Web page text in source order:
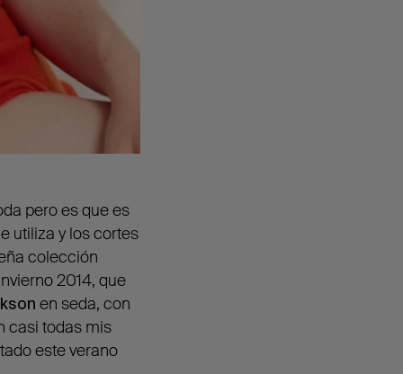
pero es que es
utiliza y los cortes
colección
2014, que
en seda, con
casi todas mis
este verano